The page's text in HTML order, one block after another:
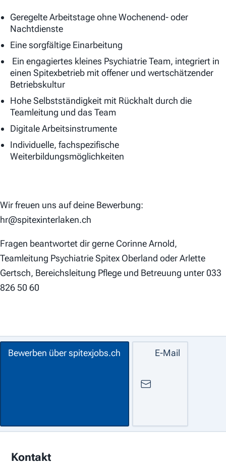
Geregelte Arbeitstage ohne Wochenend- oder
Nachtdienste
Eine sorgfältige Einarbeitung
Ein engagiertes kleines Psychiatrie Team, integriert in
einen Spitexbetrieb mit offener und wertschätzender
Betriebskultur
Hohe Selbstständigkeit mit Rückhalt durch die
Teamleitung und das Team
Digitale Arbeitsinstrumente
Individuelle, fachspezifische
Weiterbildungsmöglichkeiten
Wir freuen uns auf deine Bewerbung:
hr@spitexinterlaken.ch
Fragen beantwortet dir gerne Corinne Arnold,
Teamleitung Psychiatrie Spitex Oberland oder Arlette
Gertsch, Bereichsleitung Pflege und Betreuung unter 033
826 50 60
Bewerben über spitexjobs.ch E-Mail
Kontakt